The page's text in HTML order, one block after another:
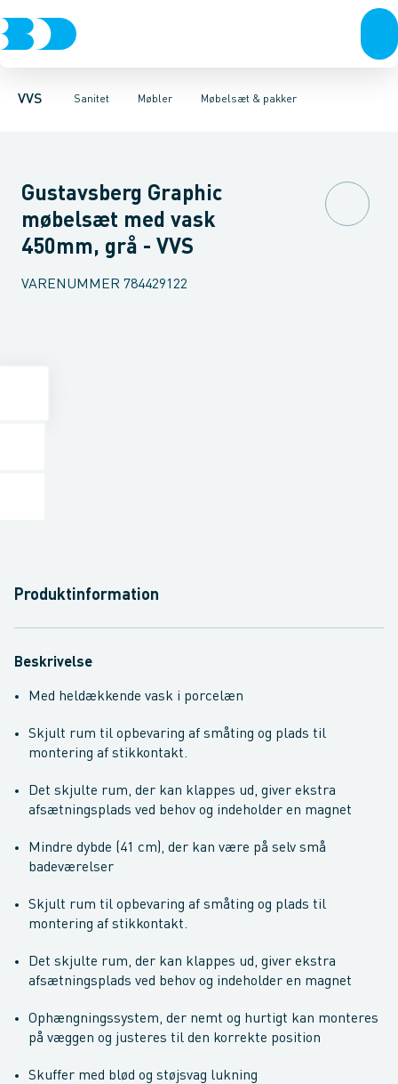
VVS Sanitet
Rør & fittingsPressfittings & rørKuglehaner & ventiler
Møbler
Toiletter, sæder og cisterner VaskeArmaturer
Møbelsæt & pakker
Møbelsæt & pakkerUnderskabeHøjskabeOverskabe
Gustavsberg Graphic
møbelsæt med vask
450mm, grå - VVS
VARENUMMER 784429122
Produktinformation
Beskrivelse
Med heldækkende vask i porcelæn
Skjult rum til opbevaring af småting og plads til
montering af stikkontakt.
Det skjulte rum, der kan klappes ud, giver ekstra
afsætningsplads ved behov og indeholder en magnet
Mindre dybde (41 cm), der kan være på selv små
badeværelser
Skjult rum til opbevaring af småting og plads til
montering af stikkontakt.
Det skjulte rum, der kan klappes ud, giver ekstra
afsætningsplads ved behov og indeholder en magnet
Ophængningssystem, der nemt og hurtigt kan monteres
på væggen og justeres til den korrekte position
Skuffer med blød og støjsvag lukning